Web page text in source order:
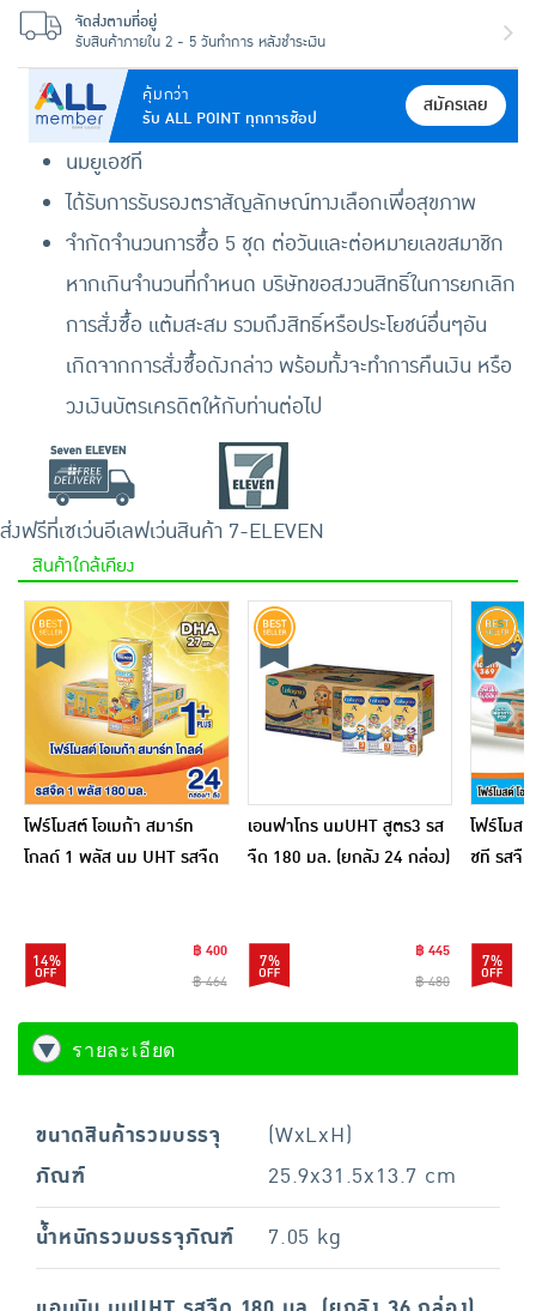
คุ้มกว่า
รับ ALL POINT ทุกการช้อป
สมัครเลย
นมยูเอชที
ได้รับการรับรองตราสัญลักษณ์ทางเลือกเพื่อสุขภาพ
จำกัดจำนวนการซื้อ 5 ชุด ต่อวันและต่อหมายเลขสมาชิก
หากเกินจำนวนที่กำหนด บริษัทขอสงวนสิทธิ์ในการยกเลิก
การสั่งซื้อ แต้มสะสม รวมถึงสิทธิ์หรือประโยชน์อื่นๆอัน
เกิดจากการสั่งซื้อดังกล่าว พร้อมทั้งจะทำการคืนเงิน หรือ
วงเงินบัตรเครดิตให้กับท่านต่อไป
จัดส่งตามที่อยู่
รับสินค้าภายใน 2 - 5 วันทำการ หลังชำระเงิน
ส่งฟรีที่เซเว่นอีเลฟเว่นสินค้า 7-ELEVEN
สินค้าใกล้เคียง
โฟร์โมสต์ โอเมก้า สมาร์ท
โกลด์ 1 พลัส นม UHT รสจืด
14%
฿ 400
฿ 464
เอนฟาโกร นมUHT สูตร3 รส
จืด 180 มล. (ยกลัง 24 กล่อง)
7%
฿ 445
฿ 480
โฟร์โมส
ชที รสจื
7%
รายละเอียด
ขนาดสินค้ารวมบรรจุ
ภัณฑ์
(WxLxH)
25.9x31.5x13.7 cm
น้ำหนักรวมบรรจุภัณฑ์
7.05 kg